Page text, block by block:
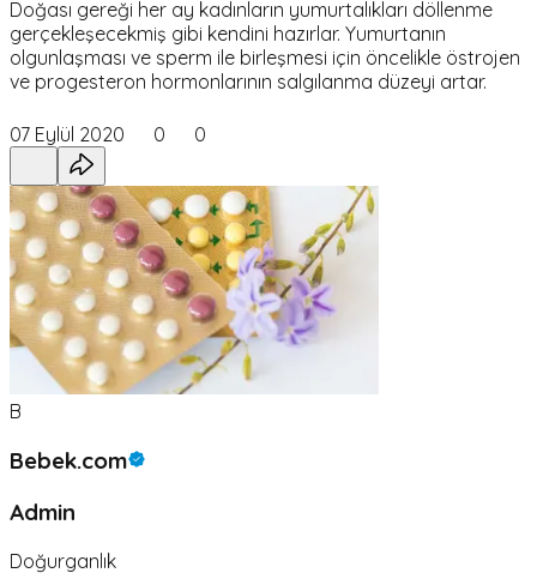
Doğası gereği her ay kadınların yumurtalıkları döllenme
gerçekleşecekmiş gibi kendini hazırlar. Yumurtanın
olgunlaşması ve sperm ile birleşmesi için öncelikle östrojen
ve progesteron hormonlarının salgılanma düzeyi artar.
07 Eylül 2020 0 0
B
Bebek.com
Admin
Doğurganlık